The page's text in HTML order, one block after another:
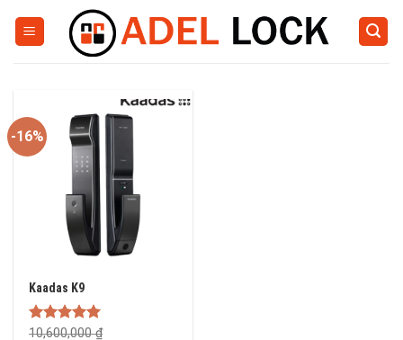
-16%
Kaadas K9
Rated5.00
10,600,000₫